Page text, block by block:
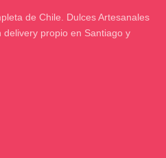
de Chile. Dulces Artesanales
propio en Santiago y